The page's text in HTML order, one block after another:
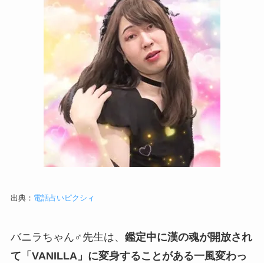
出典： 電話占いピクシィ
バニラちゃん♂先生は、 鑑定中に漢の魂が開放され
て「VANILLA」に変身することがある一風変わっ